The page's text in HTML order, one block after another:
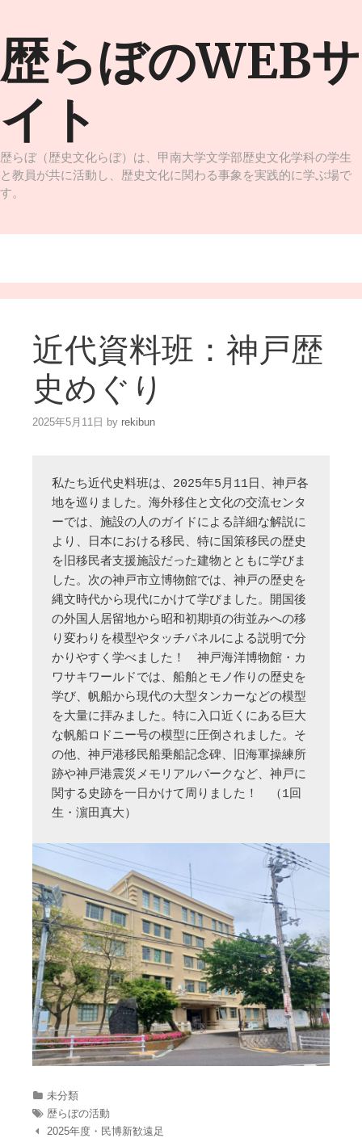
テ
ン
ツ
ッ
プ
歴らぼのWEBサ
イト
歴らぼ（歴史文化らぼ）は、甲南大学文学部歴史文化学科の学生
と教員が共に活動し、歴史文化に関わる事象を実践的に学ぶ場で
す。
近代資料班：神戸歴
史めぐり
2025年5月11日 by rekibun
私たち近代史料班は、2025年5月11日、神戸各
地を巡りました。海外移住と文化の交流センタ
ーでは、施設の人のガイドによる詳細な解説に
より、日本における移民、特に国策移民の歴史
を旧移民者支援施設だった建物とともに学びま
した。次の神戸市立博物館では、神戸の歴史を
縄文時代から現代にかけて学びました。開国後
の外国人居留地から昭和初期頃の街並みへの移
り変わりを模型やタッチパネルによる説明で分
かりやすく学べました！　神戸海洋博物館・カ
ワサキワールドでは、船舶とモノ作りの歴史を
学び、帆船から現代の大型タンカーなどの模型
を大量に拝みました。特に入口近くにある巨大
な帆船ロドニー号の模型に圧倒されました。そ
の他、神戸港移民船乗船記念碑、旧海軍操練所
跡や神戸港震災メモリアルパークなど、神戸に
関する史跡を一日かけて周りました！　（1回
生・濵田真大）
カ
テ
ゴ
未分類
タ
グ
歴らぼの活動
2025年度・民博新歓遠足